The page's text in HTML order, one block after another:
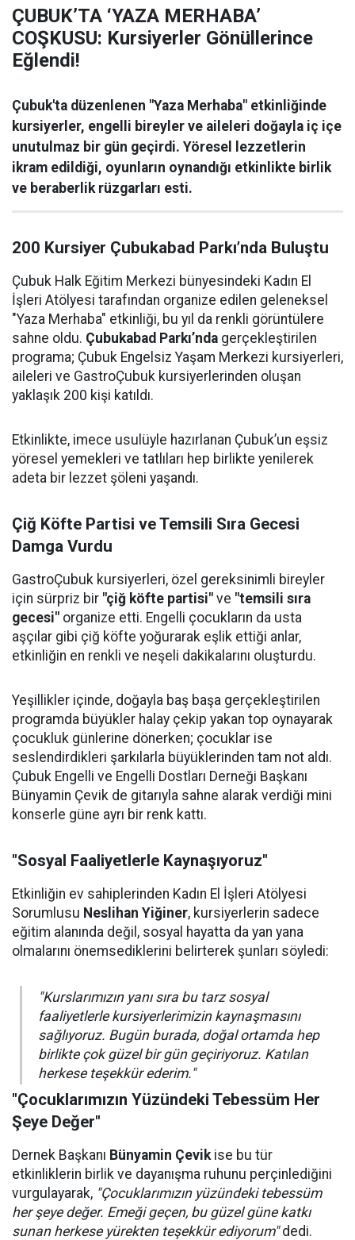
ÇUBUK’TA ‘YAZA MERHABA’
COŞKUSU: Kursiyerler Gönüllerince
Eğlendi!
Çubuk'ta düzenlenen "Yaza Merhaba" etkinliğinde
kursiyerler, engelli bireyler ve aileleri doğayla iç içe
unutulmaz bir gün geçirdi. Yöresel lezzetlerin
ikram edildiği, oyunların oynandığı etkinlikte birlik
ve beraberlik rüzgarları esti.
200 Kursiyer Çubukabad Parkı’nda Buluştu
Çubuk Halk Eğitim Merkezi bünyesindeki Kadın El
İşleri Atölyesi tarafından organize edilen geleneksel
"Yaza Merhaba" etkinliği, bu yıl da renkli görüntülere
sahne oldu. Çubukabad Parkı’nda gerçekleştirilen
programa; Çubuk Engelsiz Yaşam Merkezi kursiyerleri,
aileleri ve GastroÇubuk kursiyerlerinden oluşan
yaklaşık 200 kişi katıldı.
Etkinlikte, imece usulüyle hazırlanan Çubuk’un eşsiz
yöresel yemekleri ve tatlıları hep birlikte yenilerek
adeta bir lezzet şöleni yaşandı.
Çiğ Köfte Partisi ve Temsili Sıra Gecesi
Damga Vurdu
GastroÇubuk kursiyerleri, özel gereksinimli bireyler
için sürpriz bir "çiğ köfte partisi" ve "temsili sıra
gecesi" organize etti. Engelli çocukların da usta
aşçılar gibi çiğ köfte yoğurarak eşlik ettiği anlar,
etkinliğin en renkli ve neşeli dakikalarını oluşturdu.
Yeşillikler içinde, doğayla baş başa gerçekleştirilen
programda büyükler halay çekip yakan top oynayarak
çocukluk günlerine dönerken; çocuklar ise
seslendirdikleri şarkılarla büyüklerinden tam not aldı.
Çubuk Engelli ve Engelli Dostları Derneği Başkanı
Bünyamin Çevik de gitarıyla sahne alarak verdiği mini
konserle güne ayrı bir renk kattı.
"Sosyal Faaliyetlerle Kaynaşıyoruz"
Etkinliğin ev sahiplerinden Kadın El İşleri Atölyesi
Sorumlusu Neslihan Yiğiner, kursiyerlerin sadece
eğitim alanında değil, sosyal hayatta da yan yana
olmalarını önemsediklerini belirterek şunları söyledi:
"Kurslarımızın yanı sıra bu tarz sosyal
faaliyetlerle kursiyerlerimizin kaynaşmasını
sağlıyoruz. Bugün burada, doğal ortamda hep
birlikte çok güzel bir gün geçiriyoruz. Katılan
herkese teşekkür ederim."
"Çocuklarımızın Yüzündeki Tebessüm Her
Şeye Değer"
Dernek Başkanı Bünyamin Çevikise bu tür
etkinliklerin birlik ve dayanışma ruhunu perçinlediğini
vurgulayarak, "Çocuklarımızın yüzündeki tebessüm
her şeye değer. Emeği geçen, bu güzel güne katkı
sunan herkese yürekten teşekkür ediyorum"dedi.